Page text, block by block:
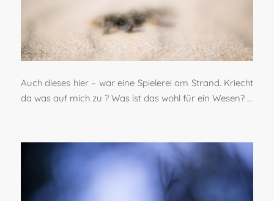
Auch dieses hier – war eine Spielerei am Strand. Kriecht
da was auf mich zu ? Was ist das wohl für ein Wesen? …